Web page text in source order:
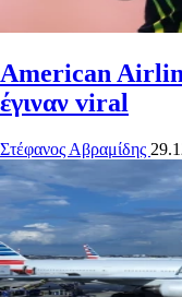
American
έγιναν viral
Στέφανος Αβραμίδης